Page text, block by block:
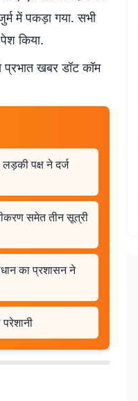
में पकड़ा गया. सभी
किया.
खबर डॉट कॉम
पक्ष ने दर्ज
समेत तीन सूत्री
का प्रशासन ने